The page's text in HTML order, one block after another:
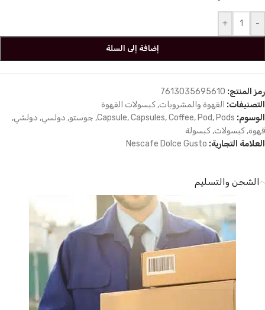
-
+
إضافة إلى السلة
رمز المنتج: 7613035695610
التصنيفات: القهوة والمشروبات, كبسولات القهوة
الوسوم:
Capsule,Capsules,Coffee, Pod, Pods
, جوستو, دولسي, دولشي,
قهوة, كبسولات, كبسولة
العلامة التجارية: Nescafe Dolce Gusto
الشحن والتسليم